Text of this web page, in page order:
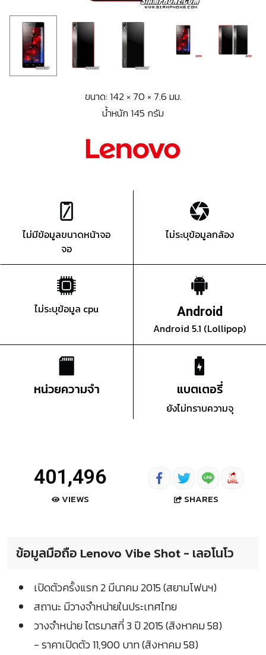
ขนาด: 142 × 70 × 7.6 มม.
น้ำหนัก 145 กรัม
ไม่มีข้อมูลขนาดหน้าจอ
จอ
ไม่ระบุข้อมูลกล้อง
ไม่ระบุข้อมูล cpu Android
Android 5.1 (Lollipop)
หน่วยความจำ แบตเตอรี่
ยังไม่ทราบความจุ
401,496
VIEWS SHARES
ข้อมูลมือถือ Lenovo Vibe Shot - เลอโนโว
เปิดตัวครั้งแรก 2 มีนาคม 2015 (สยามโฟนฯ)
สถานะ มีวางจำหน่ายในประเทศไทย
วางจำหน่าย ไตรมาสที่ 3 ปี 2015 (สิงหาคม 58)
- ราคาเปิดตัว 11,900 บาท (สิงหาคม 58)